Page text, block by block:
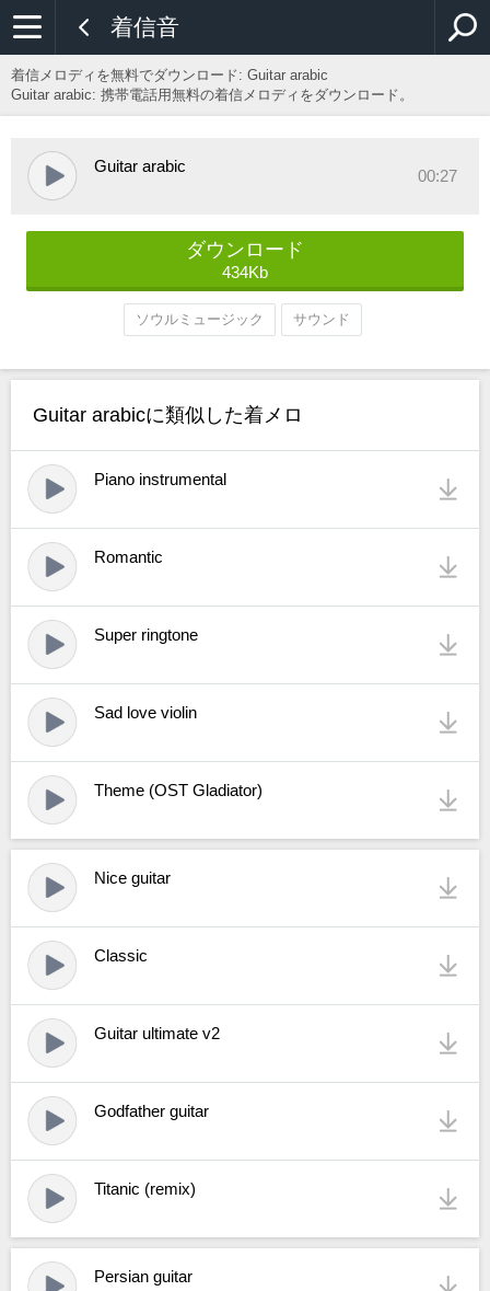
着信音
着信メロディを無料でダウンロード: Guitar arabic
Guitar arabic: 携帯電話用無料の着信メロディをダウンロード。
Guitar arabic
00:27
ダウンロード
434Kb
ソウルミュージック サウンド
Guitar arabicに類似した着メロ
Piano instrumental
Romantic
Super ringtone
Sad love violin
Theme (OST Gladiator)
Nice guitar
Classic
Guitar ultimate v2
Godfather guitar
Titanic (remix)
Persian guitar